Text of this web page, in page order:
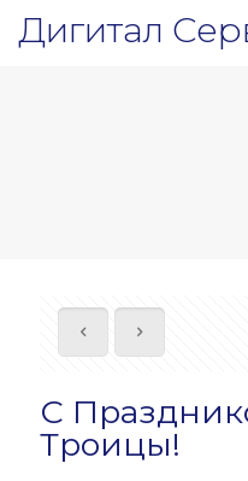
Дигитал
С
Троицы!